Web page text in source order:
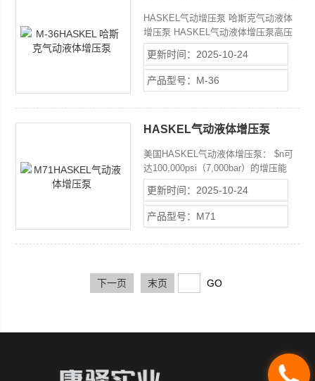
HASKEL气动增压泵 哈斯克气动液体
增压泵 HASKEL气动液体增压泵高压
泵种类齐全，满足客户在工业生产过程
中的各种动力需求。 HASKEL气动液
体增压泵高压气动泵主要用于阀件、管
件等的静态和爆破测试，或为一些液压
更新时间：2025-10-24
产品型号：M-36
HASKEL气动液体增压泵
美国HASKEL气动液体增压泵： $n可
达100,000psi（7,000bar）的增压能
力；任何预定压力下可以停机，并可在
尚未耗尽能量、产生热量时保持这一压
力；不产生热、火焰或火花危险；无级
变速输出；便于使用自动控制器；可连
环境；轻便可靠，易于维护并坚固耐
用。
更新时间：2025-10-24
产品型号：M71
下一页 末页